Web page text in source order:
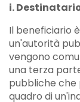
i.
Il beneficiario
un'autorità
vengono
una terza
pubbliche che
quadro di